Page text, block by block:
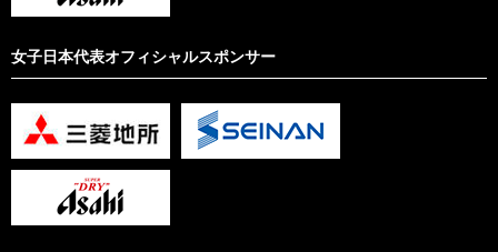
女子日本代表オフィシャルスポンサー